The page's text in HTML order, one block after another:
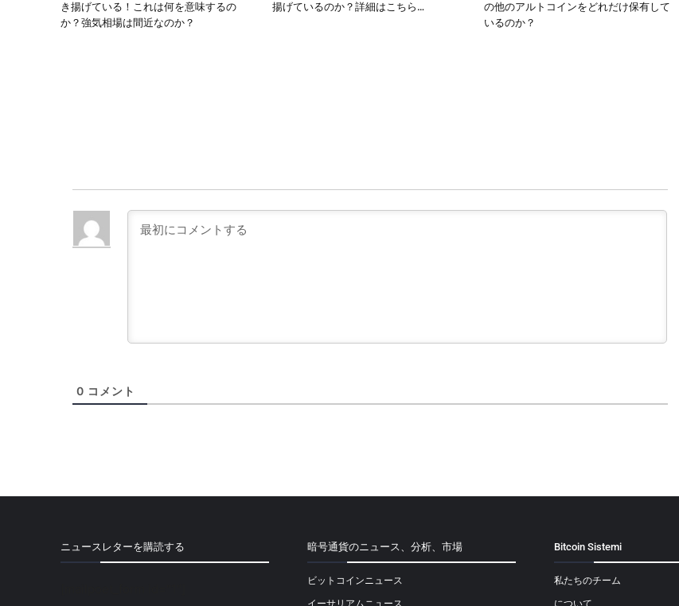
き揚げている！これは何を意味するの
か？強気相場は間近なのか？
揚げているのか？詳細はこちら…
の他のアルトコインをどれだけ保有して
いるのか？
0 コメント
ニュースレターを購読する 暗号通貨のニュース、分析、市場
ビットコインニュース
イーサリアムニュース
Bitcoin Sistemi
私たちのチーム
について